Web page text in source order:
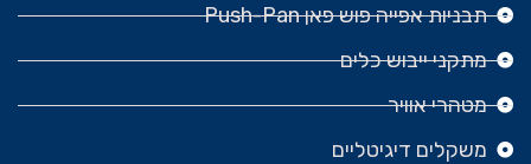
תבניות אפייה פוש פאן Push-Pan
מתקני ייבוש כלים
מטהרי אוויר
משקלים דיגיטליים